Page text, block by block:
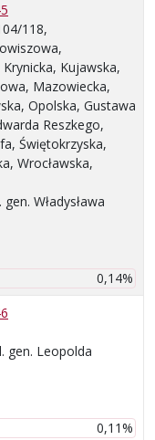
118,
Kujawska,
Mazowiecka,
Opolska, Gustawa
Reszkego,
Świętokrzyska,
Wrocławska,
Władysława
0,14%
gen. Leopolda
0,11%